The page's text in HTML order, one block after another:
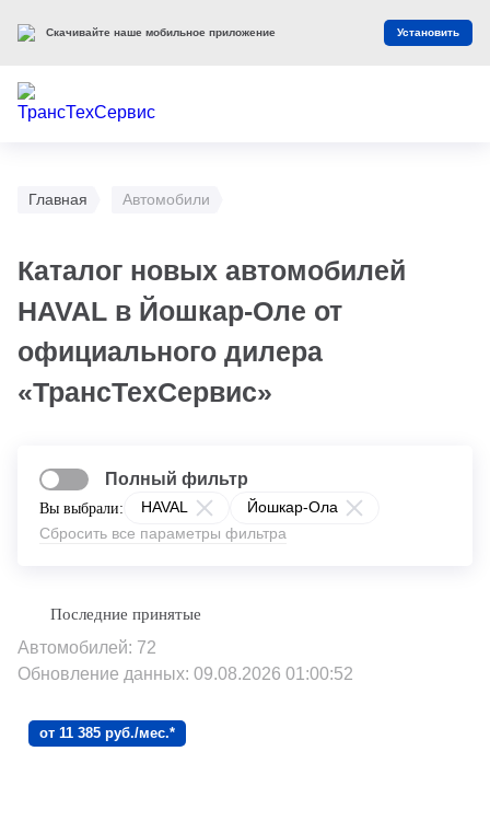
Главная Автомобили
Каталог новых автомобилей
HAVAL в Йошкар-Оле от
официального дилера
«ТрансТехСервис»
Вы выбрали: HAVAL
Йошкар-Ола
Сбросить все параметры фильтра
Полный фильтр
Автомобилей: 72
Обновление данных: 09.08.2026 01:00:52
от 11 385 руб./мес.*
Скачивайте наше мобильное приложение Установить